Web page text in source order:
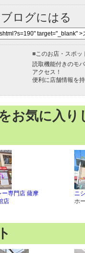
ログにはる
■このお店・スポッ
読取機能付きのモ
アクセス！
便利に店舗情報を
お気に入
ー専門店 薩摩
店
ニ
ホ